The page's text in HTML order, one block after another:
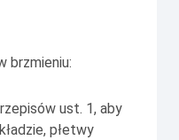
brzmieniu:
ust. 1, aby
płetwy